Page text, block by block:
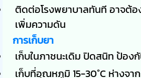
ติดต่อโรงพยาบาลทันที อาจต้อ
เพิ่มความดัน
การเก็บยา
เก็บในภาชนะเดิม ปิดสนิท ป้อง
เก็บที่อุณหภูมิ 15-30°C ห่างจา